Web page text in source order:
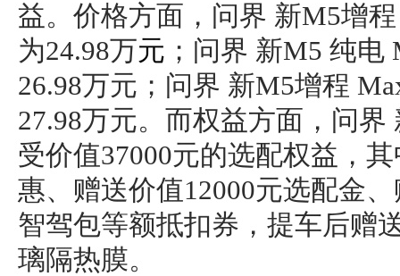
益。价格方面，问界 新M5增
为24.98万元 ；问界 新M5 纯
26.98万元；问界 新M5增程
27.98万元。而权益方面，问
受价值37000元的选配权益，
惠、赠送价值12000元选配金
智驾包等额抵扣券，提车后赠
璃隔热膜。